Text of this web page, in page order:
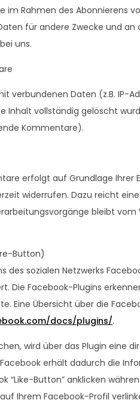
im Rahmen des Abonnierens
für andere Zwecke und
uns.
verbundenen Daten (z.B. IP-
Inhalt vollständig gelöscht
Kommentare).
erfolgt auf Grundlage Ihrer
widerrufen. Dazu reicht
bleibt vom
Button)
des sozialen Netzwerks
Die Facebook-Plugins
Eine Übersicht über die
docs/plugins/.
wird über das Plugin eine
erhält dadurch die
“Like-Button” anklicken
Ihrem Facebook-Profil